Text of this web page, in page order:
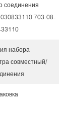
соединения
703-08-
набора
совместный/